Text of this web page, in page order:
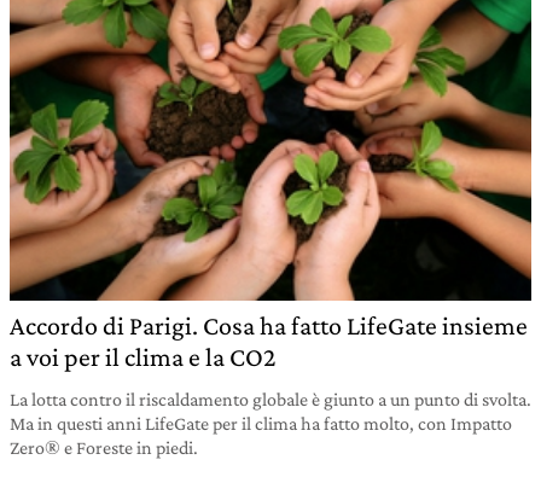
Accordo di Parigi. Cosa ha fatto LifeGate insieme
a voi per il clima e la CO2
La lotta contro il riscaldamento globale è giunto a un punto di svolta.
Ma in questi anni LifeGate per il clima ha fatto molto, con Impatto
Zero® e Foreste in piedi.